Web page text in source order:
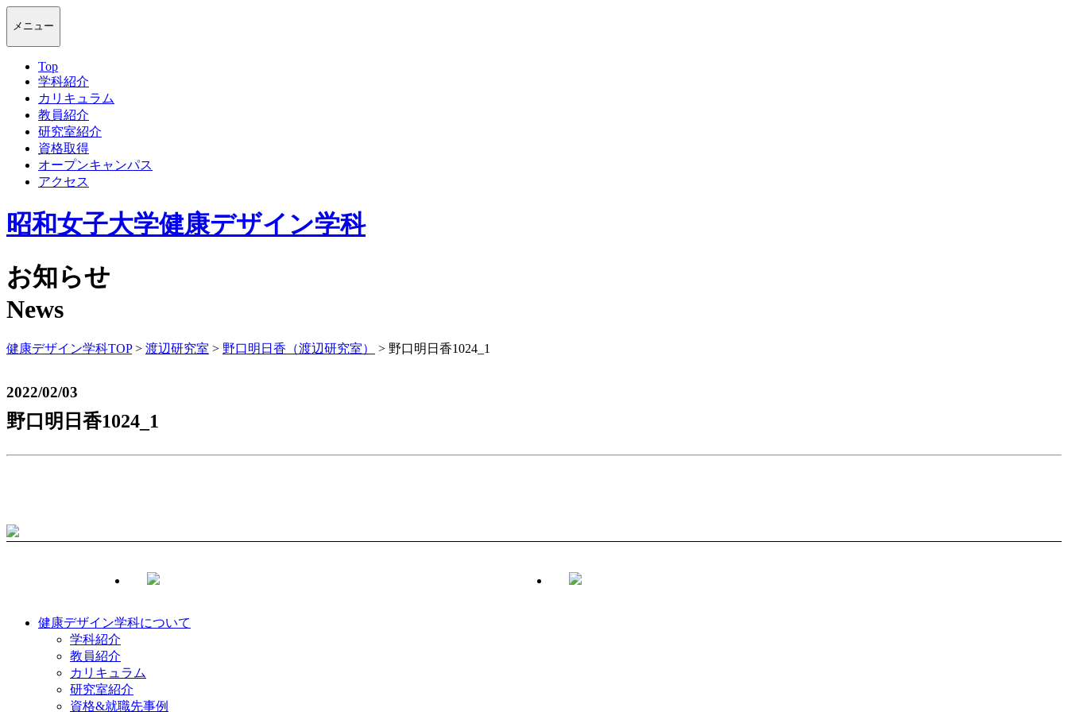
メニュー
Top
学科紹介
カリキュラム
教員紹介
研究室紹介
資格取得
オープンキャンパス
アクセス
昭和女子大学健康デザイン学科
お知らせ
News
健康デザイン学科TOP> 渡辺研究室 > 野口明日香（渡辺研究室） > 野口明日香1024_1
2022/02/03
野口明日香1024_1
健康デザイン学科について
学科紹介
教員紹介
カリキュラム
研究室紹介
資格&就職先事例